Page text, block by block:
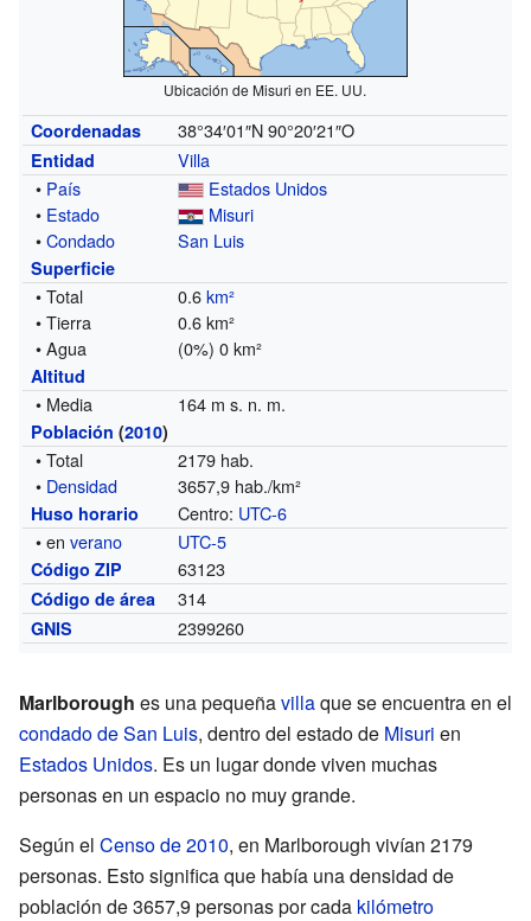
Ubicación de Misuri en EE. UU.
Coordenadas 38°34′01″N 90°20′21″O
Entidad
Villa
• País
Estados Unidos
• Estado
Misuri
•Condado San Luis
Superficie
• Total 0.6km²
• Tierra
0.6 km²
• Agua
(0%) 0 km²
Altitud
• Media 164 m s. n. m.
Población (2010)
• Total
2179 hab.
• Densidad 3657,9 hab./km²
Huso horario Centro: UTC-6
• enverano UTC-5
Código ZIP 63123
Código de área 314
GNIS 2399260
Marlborough es una pequeñavillaque se encuentra en el
condado de San Luis, dentro del estado de Misuri en
Estados Unidos. Es un lugar donde viven muchas
personas en un espacio no muy grande.
Según el Censo de 2010, en Marlborough vivían 2179
personas. Esto significa que había una densidad de
población de 3657,9 personas por cada kilómetro